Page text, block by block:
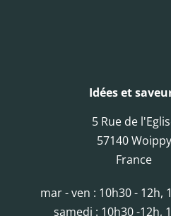
Idées et
5 Rue de
57140 Woippy
France
mar - ven : 10h30 - 12h,
samedi : 10h30 -12h,